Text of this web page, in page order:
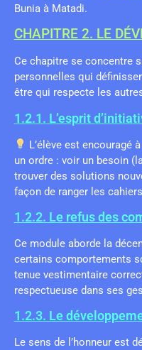
Bunia à Matadi.
CHAPITRE 2. LE
Ce chapitre se concentre
personnelles qui
être qui respecte les
1.2.1. L’esprit
L’élève est encouragé
un ordre : voir un besoin
trouver des solutions
façon de ranger les
1.2.2. Le refus des
Ce module aborde la
certains comportements
tenue vestimentaire
respectueuse dans ses
1.2.3. Le
Le sens de l’honneur est